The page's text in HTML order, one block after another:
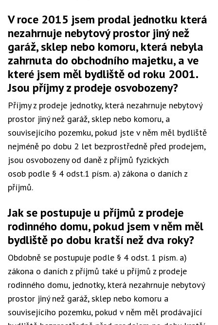
V roce 2015 jsem prodal jednotku která
nezahrnuje nebytový prostor jiný než
garáž, sklep nebo komoru, která nebyla
zahrnuta do obchodního majetku, a ve
které jsem měl bydliště od roku 2001.
Jsou příjmy z prodeje osvobozeny?
Příjmy z prodeje jednotky, která nezahrnuje nebytový
prostor jiný než garáž, sklep nebo komoru, a
souvisejícího pozemku, pokud jste v něm měl bydliště
nejméně po dobu 2 let bezprostředně před prodejem,
jsou osvobozeny od daně z příjmů fyzických
osob podle § 4 odst.1 písm. a) zákona o daních z
příjmů.
Jak se postupuje u příjmů z prodeje
rodinného domu, pokud jsem v něm měl
bydliště po dobu kratší než dva roky?
Obdobně se postupuje podle § 4 odst. 1 písm. a)
zákona o daních z příjmů také u příjmů z prodeje
rodinného domu, jednotky, která nezahrnuje nebytový
prostor jiný než garáž, sklep nebo komoru a
souvisejícího pozemku, pokud v něm měl prodávající